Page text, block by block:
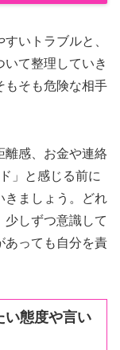
いトラブルと、
て整理していき
もそも危険な相手
離感、お金や連絡
」と感じる前に
きましょう。どれ
少しずつ意識して
あっても自分を責
い態度や言い